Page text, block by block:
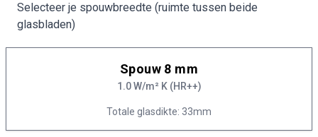
Selecteer je spouwbreedte (ruimte tussen beide
glasbladen)
Spouw 8 mm
1.0 W/m² K (HR++)
Totale glasdikte: 33mm